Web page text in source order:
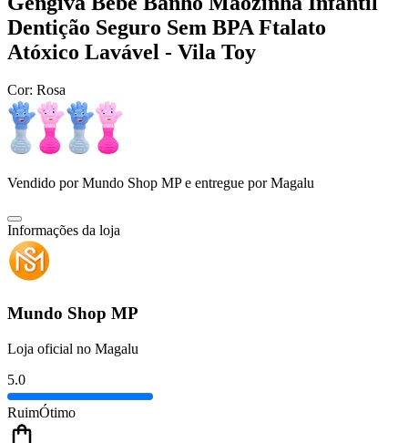
Dentição Seguro Sem BPA Ftalato
Atóxico Lavável - Vila Toy
Cor: Rosa
Vendido porMundo Shop MPe entregue por Magalu
Informações da loja
Mundo Shop MP
Loja oficial no Magalu
5.0
RuimÓtimo